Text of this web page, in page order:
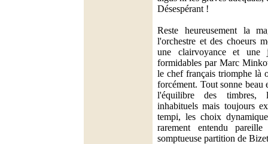
Désespérant !
Reste heureusement la
l'orchestre et des choeurs
une clairvoyance et une
formidables par Marc
le chef français triomphe là
forcément. Tout sonne beau
l'équilibre des timbres,
inhabituels mais toujours
tempi, les choix
rarement entendu
somptueuse partition de